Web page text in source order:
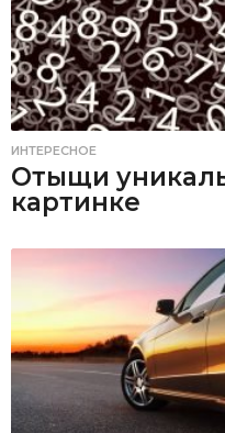
ИНТЕРЕСНОЕ
Отыщи
картинке